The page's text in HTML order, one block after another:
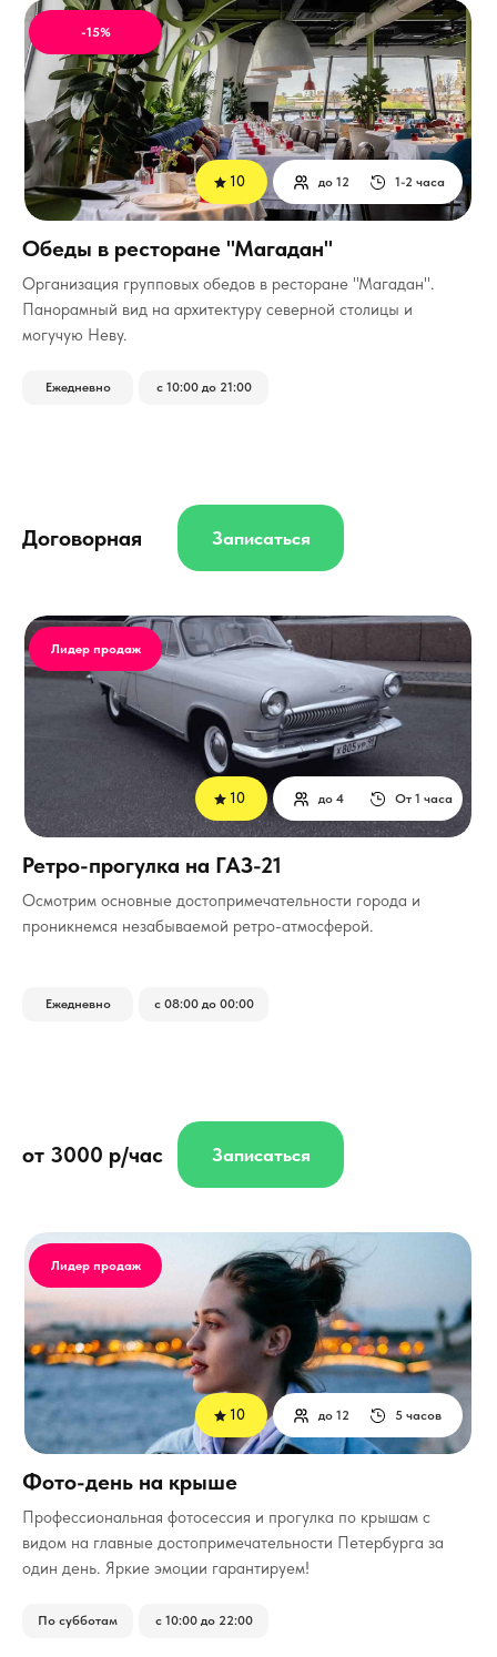
Организация групповых обедов в ресторане "Магадан".
Панорамный вид на архитектуру северной столицы и
могучую Неву.
Договорная
1-2 часа
до 12
Ежедневно с 10:00 до 21:00
-15%
Записаться
Обеды в ресторане "Магадан"
10
Профессиональная фотосессия и прогулка по крышам с
видом на главные достопримечательности Петербурга за
один день. Яркие эмоции гарантируем!
5 часов
до 12
По субботам с 10:00 до 22:00
Лидер продаж
Фото-день на крыше
10
Осмотрим основные достопримечательности города и
проникнемся незабываемой ретро-атмосферой.
от 3000 р/час
От 1 часа
до 4
Ежедневно с 08:00 до 00:00
Лидер продаж
Записаться
Ретро-прогулка на ГАЗ-21
10